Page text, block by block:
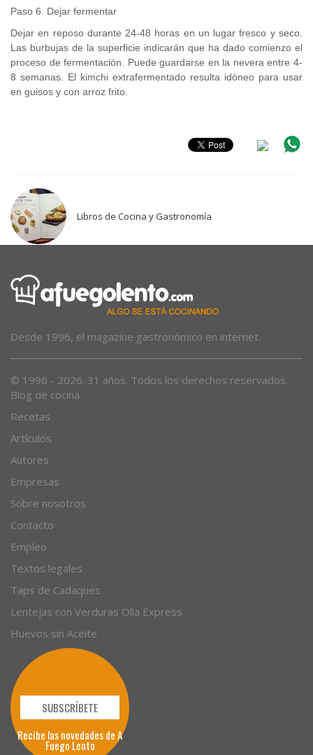
Paso 6. Dejar fermentar
Dejar en reposo durante 24-48 horas en un lugar fresco y seco.
Las burbujas de la superficie indicarán que ha dado comienzo el
proceso de fermentación. Puede guardarse en la nevera entre 4-
8 semanas. El kimchi extrafermentado resulta idóneo para usar
en guisos y con arroz frito.
Libros de Cocina y Gastronomía
Desde 1996, el magazine gastronómico en internet.
© 1996 - 2026. 31 años. Todos los derechos reservados.
Blog de cocina
Recetas
Artículos
Autores
Empresas
Sobre nosotros
Contacto
Empleo
Textos legales
Taps de Cadaques
Lentejas con Verduras Olla Express
Huevos sin Aceite
SUBSCRÍBETE
Recibe las novedades de A
Fuego Lento